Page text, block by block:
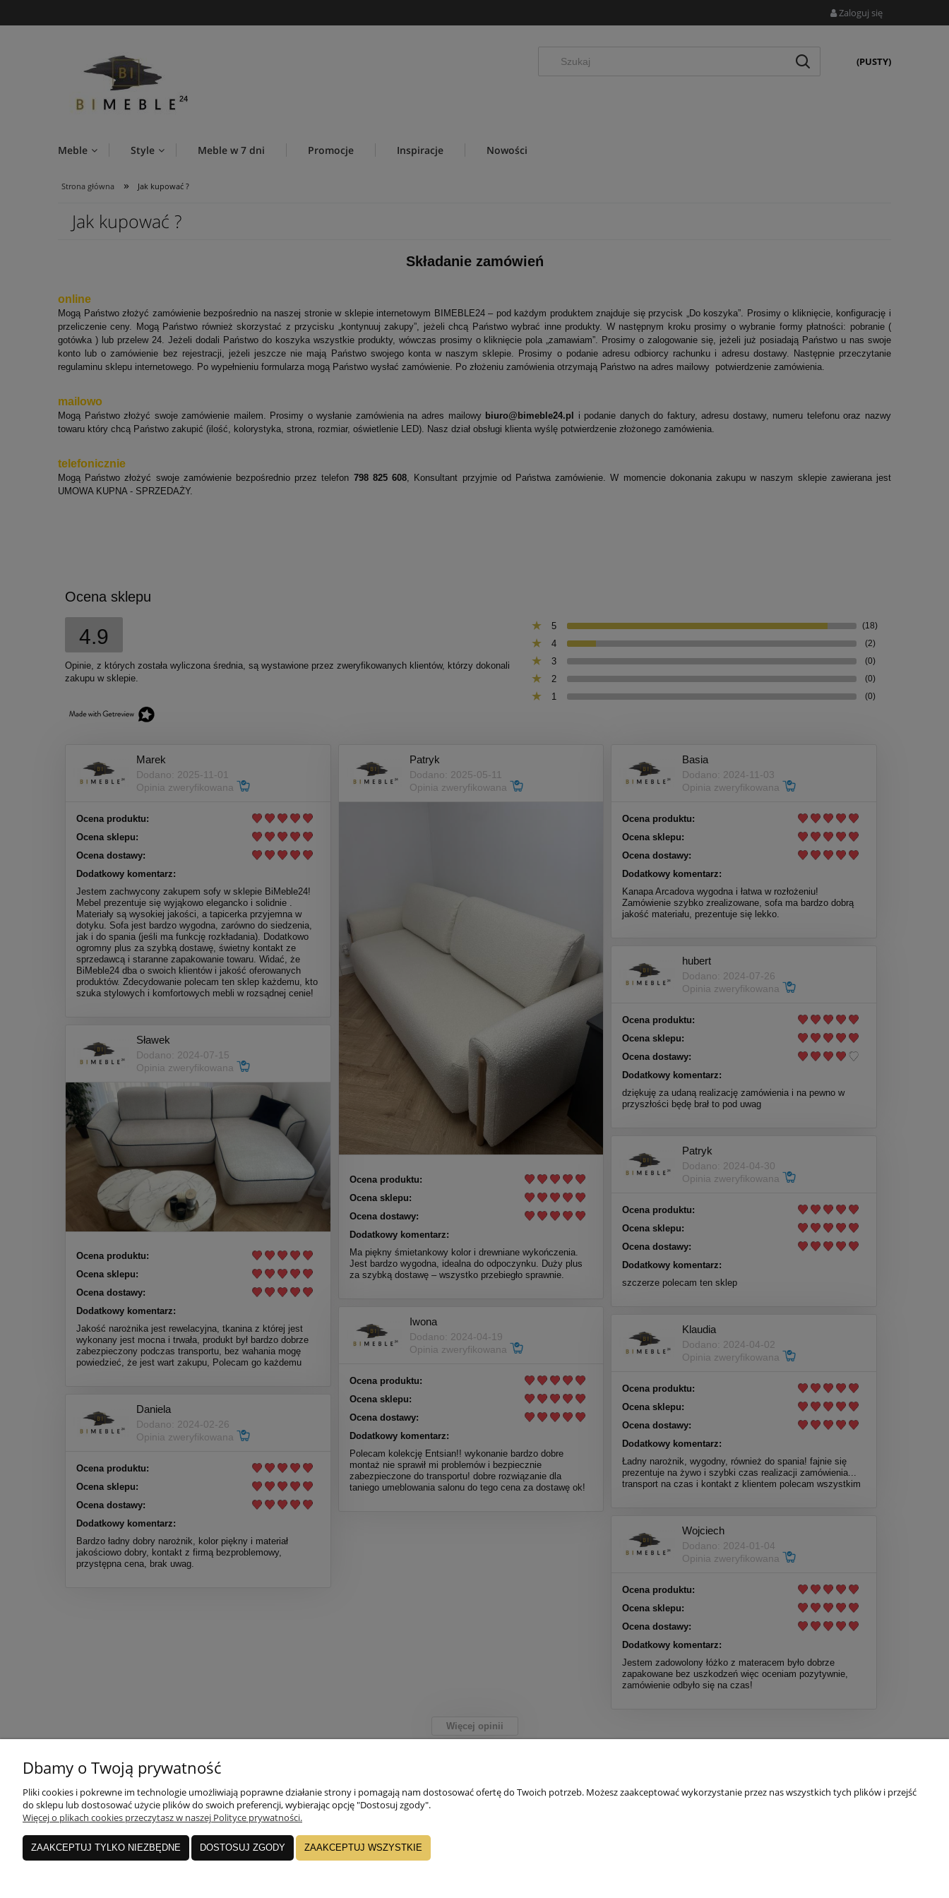
Zaloguj się
(PUSTY)
Meble Style Meble w 7 dni Promocje Inspiracje Nowości
Strona główna » Jak kupować ?
Jak kupować ?
Składanie zamówień
online
Mogą Państwo złożyć zamówienie bezpośrednio na naszej stronie w sklepie internetowym BIMEBLE24 – pod każdym produktem znajduje się przycisk „Do koszyka”. Prosimy o kliknięcie, konfigurację i
przeliczenie ceny. Mogą Państwo również skorzystać z przycisku „kontynuuj zakupy”, jeżeli chcą Państwo wybrać inne produkty. W następnym kroku prosimy o wybranie formy płatności: pobranie (
gotówka ) lub przelew 24. Jeżeli dodali Państwo do koszyka wszystkie produkty, wówczas prosimy o kliknięcie pola „zamawiam”. Prosimy o zalogowanie się, jeżeli już posiadają Państwo u nas swoje
konto lub o zamówienie bez rejestracji, jeżeli jeszcze nie mają Państwo swojego konta w naszym sklepie. Prosimy o podanie adresu odbiorcy rachunku i adresu dostawy. Następnie przeczytanie
regulaminu sklepu internetowego. Po wypełnieniu formularza mogą Państwo wysłać zamówienie. Po złożeniu zamówienia otrzymają Państwo na adres mailowy potwierdzenie zamówienia.
mailowo
Mogą Państwo złożyć swoje zamówienie mailem. Prosimy o wysłanie zamówienia na adres mailowy biuro@bimeble24.pl
i podanie danych do faktury, adresu dostawy, numeru telefonu oraz nazwy
towaru który chcą Państwo zakupić (ilość, kolorystyka, strona, rozmiar, oświetlenie LED). Nasz dział obsługi klienta wyślę potwierdzenie złożonego zamówienia.
telefonicznie
Mogą Państwo złożyć swoje zamówienie bezpośrednio przez telefon 798 825 608 , Konsultant przyjmie od Państwa zamówienie. W momencie dokonania zakupu w naszym sklepie zawierana jest
UMOWA KUPNA - SPRZEDAŻY.
Ocena sklepu
4.9
Opinie, z których została wyliczona średnia, są wystawione przez zweryfikowanych klientów, którzy dokonali
zakupu w sklepie.
5 (18)
4 (2)
3 (0)
2 (0)
1 (0)
Marek
Dodano: 2025-11-01
Opinia zweryfikowana
Ocena produktu:
Ocena sklepu:
Ocena dostawy:
Dodatkowy komentarz:
Jestem zachwycony zakupem sofy w sklepie BiMeble24!
Mebel prezentuje się wyjąkowo elegancko i solidnie .
Materiały są wysokiej jakości, a tapicerka przyjemna w
dotyku. Sofa jest bardzo wygodna, zarówno do siedzenia,
jak i do spania (jeśli ma funkcję rozkładania). Dodatkowo
ogromny plus za szybką dostawę, świetny kontakt ze
sprzedawcą i staranne zapakowanie towaru. Widać, że
BiMeble24 dba o swoich klientów i jakość oferowanych
produktów. Zdecydowanie polecam ten sklep każdemu, kto
szuka stylowych i komfortowych mebli w rozsądnej cenie!
Patryk
Dodano: 2025-05-11
Opinia zweryfikowana
Ocena produktu:
Ocena sklepu:
Ocena dostawy:
Dodatkowy komentarz:
Ma piękny śmietankowy kolor i drewniane wykończenia.
Jest bardzo wygodna, idealna do odpoczynku. Duży plus
za szybką dostawę – wszystko przebiegło sprawnie.
Basia
Dodano: 2024-11-03
Opinia zweryfikowana
Ocena produktu:
Ocena sklepu:
Ocena dostawy:
Dodatkowy komentarz:
Kanapa Arcadova wygodna i łatwa w rozłożeniu!
Zamówienie szybko zrealizowane, sofa ma bardzo dobrą
jakość materiału, prezentuje się lekko.
hubert
Dodano: 2024-07-26
Opinia zweryfikowana
Ocena produktu:
Ocena sklepu:
Ocena dostawy:
Dodatkowy komentarz:
dziękuję za udaną realizację zamówienia i na pewno w
przyszłości będę brał to pod uwag
Sławek
Dodano: 2024-07-15
Opinia zweryfikowana
Ocena produktu:
Ocena sklepu:
Ocena dostawy:
Dodatkowy komentarz:
Jakość narożnika jest rewelacyjna, tkanina z której jest
wykonany jest mocna i trwała, produkt był bardzo dobrze
zabezpieczony podczas transportu, bez wahania mogę
powiedzieć, że jest wart zakupu, Polecam go każdemu
Patryk
Dodano: 2024-04-30
Opinia zweryfikowana
Ocena produktu:
Ocena sklepu:
Ocena dostawy:
Dodatkowy komentarz:
szczerze polecam ten sklep
Iwona
Dodano: 2024-04-19
Opinia zweryfikowana
Ocena produktu:
Ocena sklepu:
Ocena dostawy:
Dodatkowy komentarz:
Polecam kolekcję Entsian!! wykonanie bardzo dobre
montaż nie sprawił mi problemów i bezpiecznie
zabezpieczone do transportu! dobre rozwiązanie dla
taniego umeblowania salonu do tego cena za dostawę ok!
Klaudia
Dodano: 2024-04-02
Opinia zweryfikowana
Ocena produktu:
Ocena sklepu:
Ocena dostawy:
Dodatkowy komentarz:
Ładny narożnik, wygodny, również do spania! fajnie się
prezentuje na żywo i szybki czas realizacji zamówienia...
transport na czas i kontakt z klientem polecam wszystkim
Daniela
Dodano: 2024-02-26
Opinia zweryfikowana
Ocena produktu:
Ocena sklepu:
Ocena dostawy:
Dodatkowy komentarz:
Bardzo ładny dobry narożnik, kolor piękny i materiał
jakościowo dobry, kontakt z firmą bezproblemowy,
przystępna cena, brak uwag.
Wojciech
Dodano: 2024-01-04
Opinia zweryfikowana
Ocena produktu:
Ocena sklepu:
Ocena dostawy:
Dodatkowy komentarz:
Jestem zadowolony łóżko z materacem było dobrze
zapakowane bez uszkodzeń więc oceniam pozytywnie,
zamówienie odbyło się na czas!
Więcej opinii
POMOC
Regulamin
Ustawienia plików cookies
MOJE KONTO
Twoje zamówienia
Ustawienia konta
PŁATNOŚCI I DOSTAWA
Formy płatności
Czas i koszty dostawy
INFORMACJE O NAS
Dbamy o Twoją prywatność
Pliki cookies i pokrewne im technologie umożliwiają poprawne działanie strony i pomagają nam dostosować ofertę do Twoich potrzeb. Możesz zaakceptować wykorzystanie przez nas wszystkich tych plików i przejść
do sklepu lub dostosować użycie plików do swoich preferencji, wybierając opcję "Dostosuj zgody".
Więcej o plikach cookies przeczytasz w naszej Polityce prywatności.
ZAAKCEPTUJ TYLKO NIEZBĘDNE DOSTOSUJ ZGODY ZAAKCEPTUJ WSZYSTKIE